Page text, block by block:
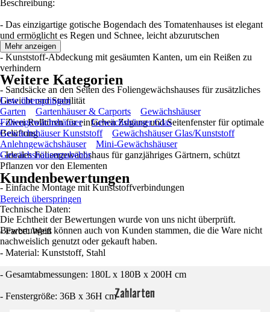
Beschreibung:
- Das einzigartige gotische Bogendach des Tomatenhauses ist elegant
und ermöglicht es Regen und Schnee, leicht abzurutschen
- Kunststoff-Abdeckung mit gesäumten Kanten, um ein Reißen zu
verhindern
- Sandsäcke an den Seiten des Foliengewächshauses für zusätzliches
Gewicht und Stabilität
- Zwei Rolltüren für einfachen Zugang und Seitenfenster für optimale
Belüftung
- Ideales Foliengewächshaus für ganzjähriges Gärtnern, schützt
Pflanzen vor den Elementen
- Einfache Montage mit Kunststoffverbindungen
Technische Daten:
- Farbe: Weiß
- Material: Kunststoff, Stahl
- Gesamtabmessungen: 180L x 180B x 200H cm
- Fenstergröße: 36B x 36H cm
Mehr anzeigen
Weitere Kategorien
Liste überspringen
Garten
Gartenhäuser & Carports
Gewächshäuser
Foliengewächshäuser
Gewächshäuser Glas
Gewächshäuser Kunststoff
Gewächshäuser Glas/Kunststoff
Anlehngewächshäuser
Mini-Gewächshäuser
Gewächshäuserzubehör
Kundenbewertungen
Bereich überspringen
Die Echtheit der Bewertungen wurde von uns nicht überprüft.
Bewertungen können auch von Kunden stammen, die die Ware nicht
nachweislich genutzt oder gekauft haben.
Zahlarten